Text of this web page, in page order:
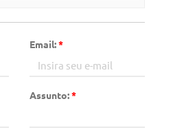
Email:*
Assunto:*